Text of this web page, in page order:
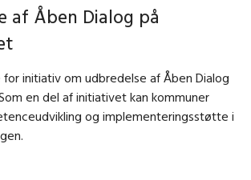
af Åben Dialog på
initiativ om udbredelse af Åben Dialog
en del af initiativet kan kommuner
og implementeringsstøtte i